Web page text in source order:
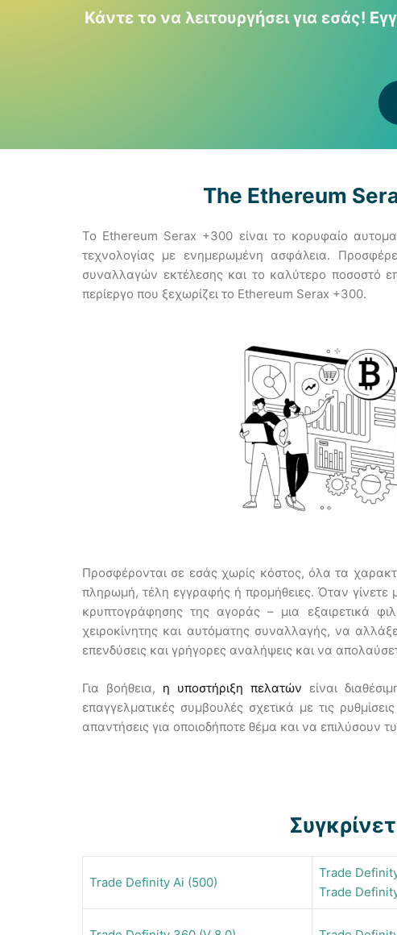
Κάντε το να λειτουργήσει για εσάς!
The Ethereum
Το Ethereum Serax +300 είναι το κορυφαίο
τεχνολογίας με ενημερωμένη ασφάλεια.
συναλλαγών εκτέλεσης και το καλύτερο ποσοστό
περίεργο που ξεχωρίζει το Ethereum Serax +300.
Προσφέρονται σε εσάς χωρίς κόστος, όλα τα
πληρωμή, τέλη εγγραφής ή προμήθειες. Όταν
κρυπτογράφησης της αγοράς – μια εξαιρετικά
χειροκίνητης και αυτόματης συναλλαγής, να
επενδύσεις και γρήγορες αναλήψεις και να
Για βοήθεια, η υποστήριξη πελατών είναι
επαγγελματικές συμβουλές σχετικά με τις
απαντήσεις για οποιοδήποτε θέμα και να επιλύσουν
Trade Definity Ai (500)
Trade
Trade